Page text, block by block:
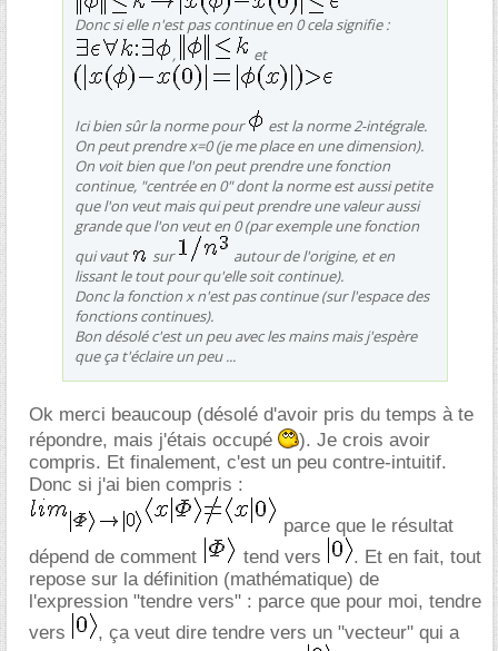
Donc si elle n'est pas continue en 0 cela signifie :
,
et
Ici bien sûr la norme pour
est la norme 2-intégrale.
On peut prendre x=0 (je me place en une dimension).
On voit bien que l'on peut prendre une fonction
continue, "centrée en 0" dont la norme est aussi petite
que l'on veut mais qui peut prendre une valeur aussi
grande que l'on veut en 0 (par exemple une fonction
qui vaut
sur
autour de l'origine, et en
lissant le tout pour qu'elle soit continue).
Donc la fonction x n'est pas continue (sur l'espace des
fonctions continues).
Bon désolé c'est un peu avec les mains mais j'espère
que ça t'éclaire un peu ...
Ok merci beaucoup (désolé d'avoir pris du temps à te
répondre, mais j'étais occupé
). Je crois avoir
compris. Et finalement, c'est un peu contre-intuitif.
Donc si j'ai bien compris :
parce que le résultat
dépend de comment
tend vers
. Et en fait, tout
repose sur la définition (mathématique) de
l'expression "tendre vers" : parce que pour moi, tendre
vers
, ça veut dire tendre vers un "vecteur" qui a